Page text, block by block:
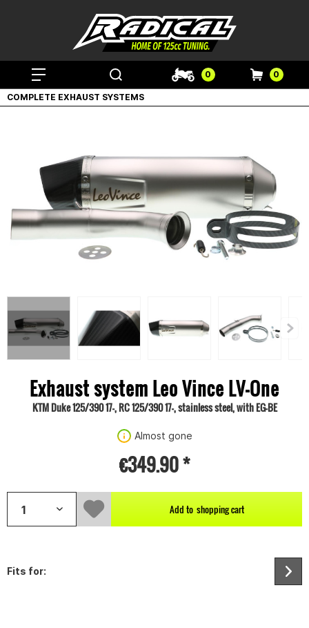
0 0
COMPLETE EXHAUST SYSTEMS
Exhaust system Leo Vince LV-One
KTM Duke 125/390 17-, RC 125/390 17-, stainless steel, with EG-BE
Almost gone
€349.90 *
Add to shopping cart
Fits for: